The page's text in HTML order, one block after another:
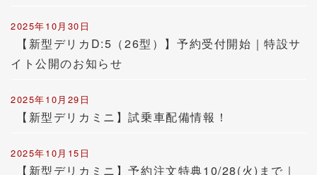
2025年10月30日
【新型デリカD:5（26型）】予約受付開始｜特設サ
イト公開のお知らせ
2025年10月29日
【新型デリカミニ】試乗車配備情報！
2025年10月15日
【新型デリカミニ】予約注文特典10/28(火)まで｜